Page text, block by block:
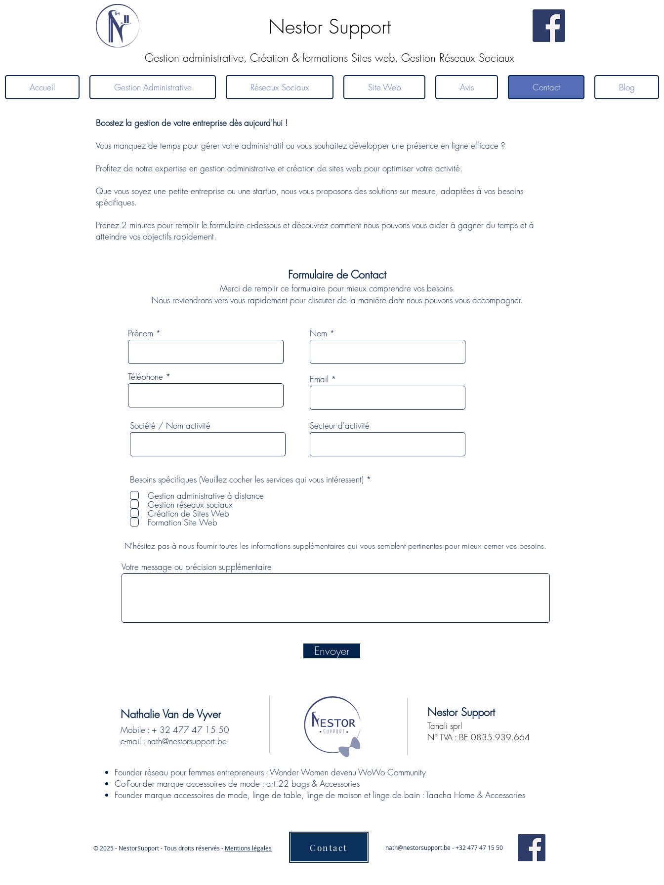
Nestor Support
Gestion administrative, Création & formations Sites web, Gestion Réseaux Sociaux
Accueil Gestion Administrative Réseaux Sociaux Site Web Avis Contact Blog
Boostez la gestion de votre entreprise dès aujourd'hui !
Vous manquez de temps pour gérer votre administratif ou vous souhaitez développer une présence en ligne efficace ?
Profitez de notre expertise en gestion administrative et création de sites web pour optimiser votre activité.
Que vous soyez une petite entreprise ou une startup, nous vous proposons des solutions sur mesure, adaptées à vos besoins
spécifiques.
Prenez 2 minutes pour remplir le formulaire ci-dessous et découvrez comment nous pouvons vous aider à gagner du temps et à
atteindre vos objectifs rapidement.
Formulaire de Contact
Merci de remplir ce formulaire pour mieux comprendre vos besoins.
Nous reviendrons vers vous rapidement pour discuter de la manière dont nous pouvons vous accompagner.
Prénom
Téléphone
Société / Nom activité
Nom
Email
Secteur d'activité
Besoins spécifiques (Veuillez cocher les services qui vous intéressent) *
i
Gestion administrative à distance
Gestion réseaux sociaux
Création de Sites Web
Formation Site Web
N'hésitez pas à nous fournir toutes les informations supplémentaires qui vous semblent pertinentes pour mieux cerner vos besoins.
Votre message ou précision supplémentaire
Envoyer
Nathalie Van de Vyver
Mobile : + 32 477 47 15 50
e-mail : nath@nestorsupport.be
Nestor Support
Tanali sprl
N° TVA : BE 0835.939.664
Founder réseau pour femmes entrepreneurs : Wonder Women devenu WoWo Community​
Co-Founder marque accessoires de mode : art.22 bags & Accessories
Founder marque accessoires de mode, linge de table, linge de maison et linge de bain : Taacha Home & Accessories
© 2025 - NestorSupport - Tous droits réservés - Mentions légales Contact nath@nestorsupport.be- +32 477 47 15 50